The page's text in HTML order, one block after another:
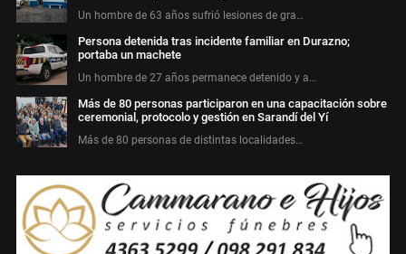
Un hombre de 63 años sufrió lesiones de gra…
Persona detenida tras incidente familiar en Durazno;
portaba un machete
Un hombre de 27 años permanece detenido y a…
Más de 80 personas participaron en una capacitación sobre
ceremonial, protocolo y gestión en Sarandí del Yí
Más de 80 personas de distintas localidades…